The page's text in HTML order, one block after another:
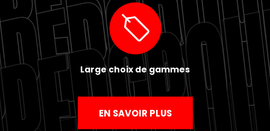
Large choix de gammes
EN SAVOIR PLUS